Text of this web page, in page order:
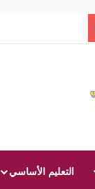
التعليم الأساسي